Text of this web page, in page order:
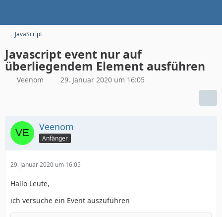
JavaScript
Javascript event nur auf
überliegendem Element ausführen
Veenom 29. Januar 2020 um 16:05
Veenom
Anfänger
29. Januar 2020 um 16:05
Hallo Leute,
ich versuche ein Event auszuführen